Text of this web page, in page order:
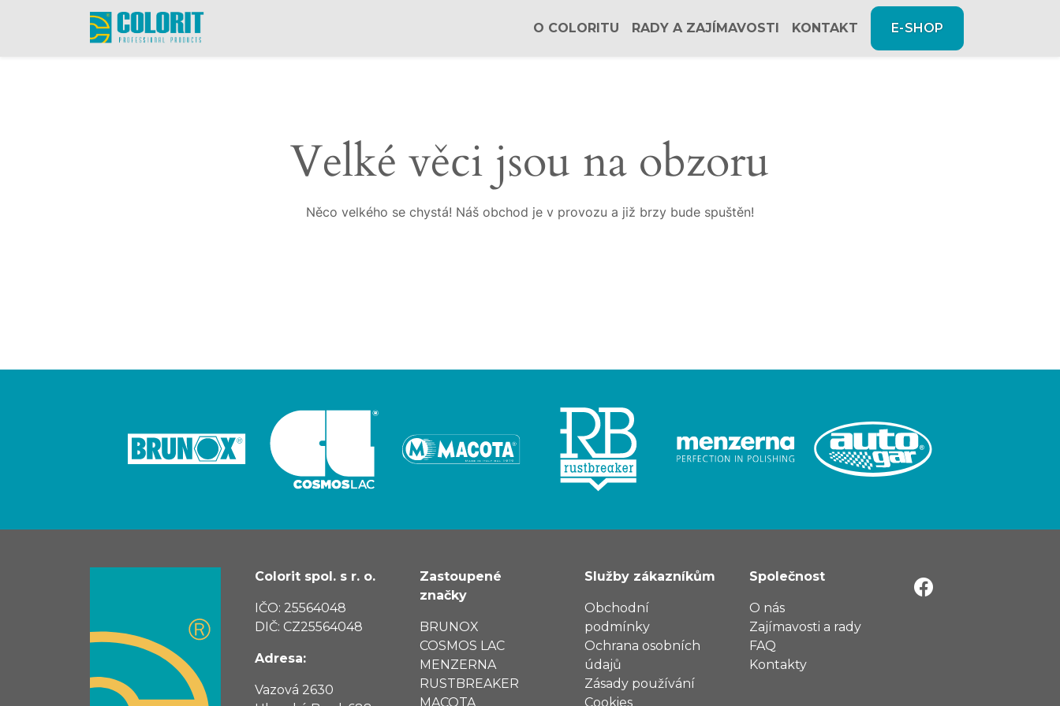
O COLORITU RADY A ZAJÍMAVOSTI KONTAKT E-SHOP
Velké věci jsou na obzoru
Něco velkého se chystá! Náš obchod je v provozu a již brzy bude spuštěn!
Colorit spol. s r. o.
IČO: 25564048
DIČ: CZ25564048
Adresa:
Vazová 2630
Zastoupené
značky
BRUNOX
COSMOS LAC
MENZERNA
RUSTBREAKER
MACOTA
Služby zákazníkům
Obchodní
podmínky
Ochrana osobních
údajů
Zásady používání
Cookies
Společnost
O nás
Zajímavosti a rady
FAQ
Kontakty